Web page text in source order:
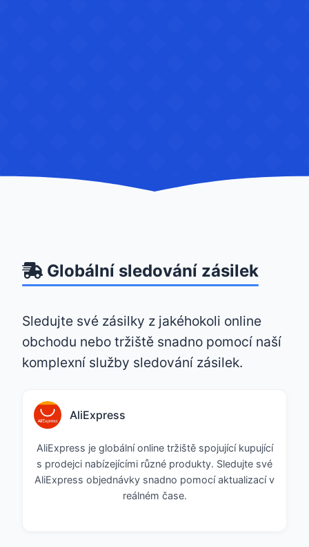
Globální sledování zásilek
Sledujte své zásilky z jakéhokoli online
obchodu nebo tržiště snadno pomocí naší
komplexní služby sledování zásilek.
AliExpress
AliExpress je globální online tržiště spojující kupující
s prodejci nabízejícími různé produkty. Sledujte své
AliExpress objednávky snadno pomocí aktualizací v
reálném čase.